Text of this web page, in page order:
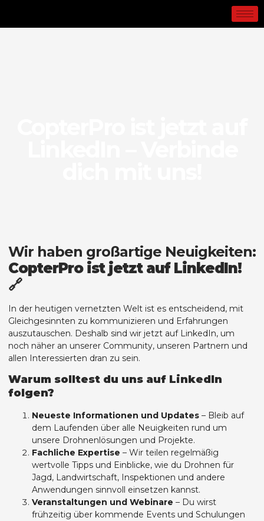
Wir haben großartige Neuigkeiten:
CopterPro ist jetzt auf LinkedIn!
🔗
In der heutigen vernetzten Welt ist es entscheidend, mit
Gleichgesinnten zu kommunizieren und Erfahrungen
auszutauschen. Deshalb sind wir jetzt auf LinkedIn, um
noch näher an unserer Community, unseren Partnern und
allen Interessierten dran zu sein.
Warum solltest du uns auf LinkedIn
folgen?
Neueste Informationen und Updates – Bleib auf
dem Laufenden über alle Neuigkeiten rund um
unsere Drohnenlösungen und Projekte.
Fachliche Expertise – Wir teilen regelmäßig
wertvolle Tipps und Einblicke, wie du Drohnen für
Jagd, Landwirtschaft, Inspektionen und andere
Anwendungen sinnvoll einsetzen kannst.
Veranstaltungen und Webinare – Du wirst
frühzeitig über kommende Events und Schulungen